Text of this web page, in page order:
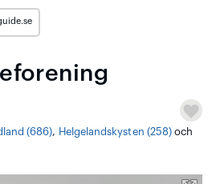
(686), Helgelandskysten (258) och